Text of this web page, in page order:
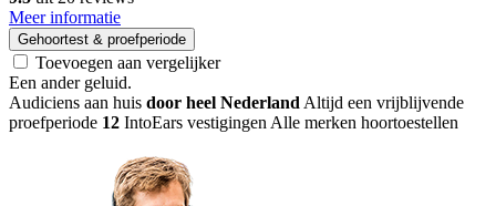
Meer informatie
Gehoortest & proefperiode
Toevoegen aan vergelijker
Een ander geluid.
Audiciens aan huis door heel Nederland Altijd een vrijblijvende
proefperiode 12 IntoEars vestigingen Alle merken hoortoestellen